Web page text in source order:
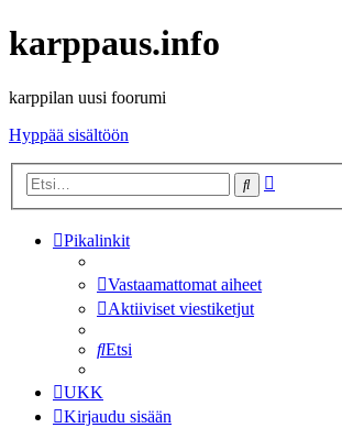
karppaus.info
karppilan uusi foorumi
Hyppää sisältöön
Etsi
Pikalinkit
Vastaamattomat aiheet
Aktiiviset viestiketjut
Etsi
UKK
Kirjaudu sisään